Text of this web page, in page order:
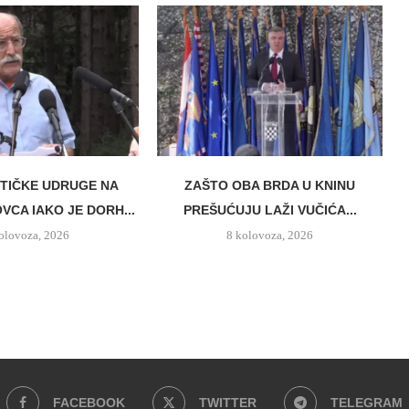
UDRUGE NA
IAKO JE DORH...
2026
ZAŠTO OBA BRDA U KNINU
PREŠUĆUJU LAŽI VUČIĆA...
8 kolovoza, 2026
FACEBOOK TWITTER TELEGRAM